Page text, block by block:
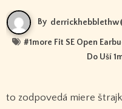
By derrickhebblethw
#1more Fit SE Open
Do Uší
to zodpovedá miere štrajkov iba 3,8% a spôsobilo stratu